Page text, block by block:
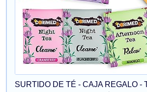
SURTIDO DE TÉ - CAJA REGALO -